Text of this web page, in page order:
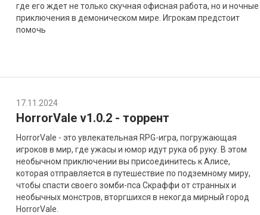
где его ждет не только скучная офисная работа, но и ночные
приключения в демоническом мире. Игрокам предстоит
помочь
17.11.2024
HorrorVale v1.0.2 - торрент
HorrorVale - это увлекательная RPG-игра, погружающая
игроков в мир, где ужасы и юмор идут рука об руку. В этом
необычном приключении вы присоединитесь к Алисе,
которая отправляется в путешествие по подземному миру,
чтобы спасти своего зомби-пса Скраффи от странных и
необычных монстров, вторгшихся в некогда мирный город
HorrorVale.